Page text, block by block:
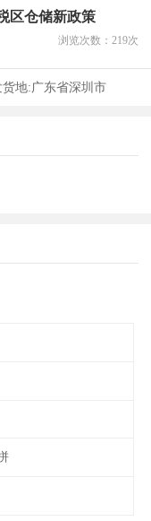
区仓储新政策
浏览次数： 219次
货地:广东省深圳市